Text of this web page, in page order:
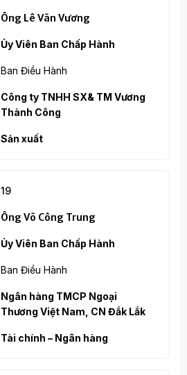
Ông Lê Văn Vương
Ủy Viên Ban Chấp Hành
Ban Điều Hành
Công ty TNHH SX& TM Vương
Thành Công
Sản xuất
19
Ông Võ Công Trung
Ủy Viên Ban Chấp Hành
Ban Điều Hành
Ngân hàng TMCP Ngoại
Thương Việt Nam, CN Đắk Lắk
Tài chính – Ngân hàng